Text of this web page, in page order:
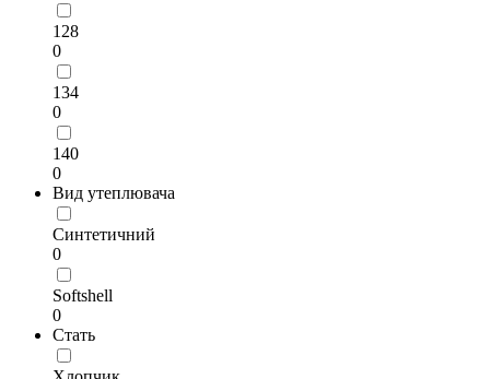
128
0
134
0
140
0
Вид утеплювача
Синтетичний
0
Softshell
0
Стать